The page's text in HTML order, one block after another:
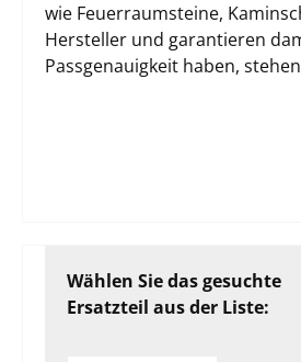
wie Feuerraumsteine,
Hersteller und garantieren
Passgenauigkeit haben,
Wählen Sie das gesuchte
Ersatzteil aus der Liste: